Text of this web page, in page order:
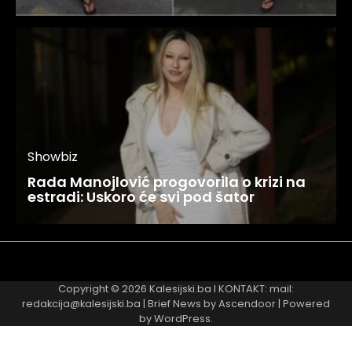
Showbiz
Rada Manojlović progovorila o krizi na
estradi: Uskoro će svi pod šator
Copyright © 2026 Kalesijski.ba I KONTAKT: mail:
redakcija@kalesijski.ba | Brief News byAscendoor| Powered
byWordPress.